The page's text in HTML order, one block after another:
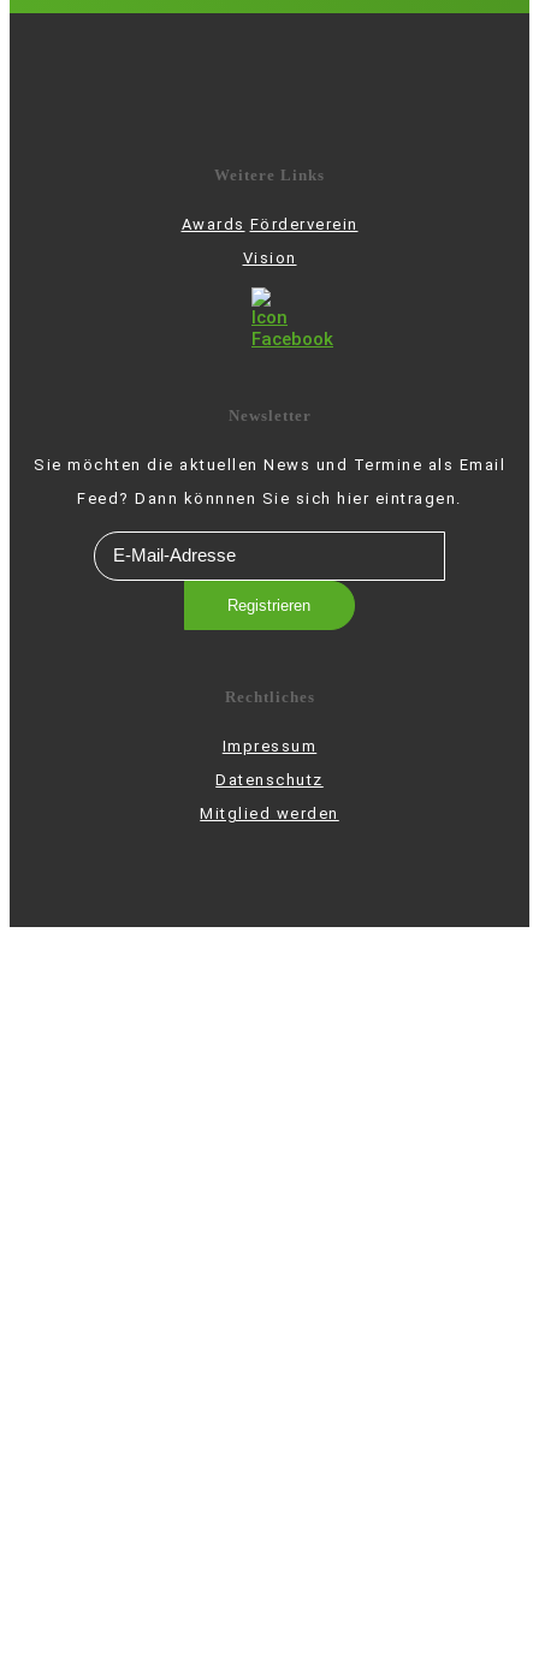
Weitere Links
Awards Förderverein
Vision
Newsletter
Sie möchten die aktuellen News und Termine als Email
Feed? Dann könnnen Sie sich hier eintragen.
Rechtliches
Impressum
Datenschutz
Mitglied werden